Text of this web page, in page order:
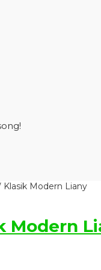
Modern Liany
Modern